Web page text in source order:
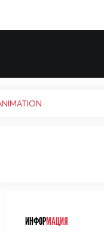
ИНФОРМАЦИЯ